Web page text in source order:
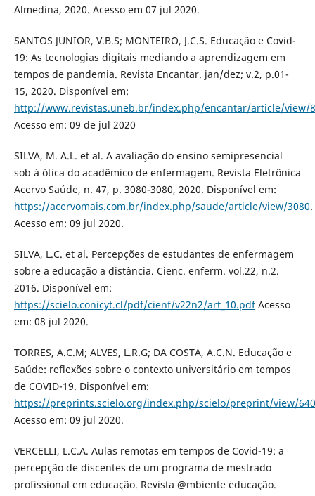
Almedina, 2020. Acesso em 07 jul 2020.
SANTOS JUNIOR, V.B.S; MONTEIRO, J.C.S. Educação e Covid-
19: As tecnologias digitais mediando a aprendizagem em
tempos de pandemia. Revista Encantar. jan/dez; v.2, p.01-
15, 2020. Disponível em:
http://www.revistas.uneb.br/index.php/encantar/article/view/
Acesso em: 09 de jul 2020
SILVA, M. A.L. et al. A avaliação do ensino semipresencial
sob à ótica do acadêmico de enfermagem. Revista Eletrônica
Acervo Saúde, n. 47, p. 3080-3080, 2020. Disponível em:
https://acervomais.com.br/index.php/saude/article/view/3080.
Acesso em: 09 jul 2020.
SILVA, L.C. et al. Percepções de estudantes de enfermagem
sobre a educação a distância. Cienc. enferm. vol.22, n.2.
2016. Disponível em:
https://scielo.conicyt.cl/pdf/cienf/v22n2/art_10.pdfAcesso
em: 08 jul 2020.
TORRES, A.C.M; ALVES, L.R.G; DA COSTA, A.C.N. Educação e
Saúde: reflexões sobre o contexto universitário em tempos
de COVID-19. Disponível em:
https://preprints.scielo.org/index.php/scielo/preprint/view/640
Acesso em: 09 jul 2020.
VERCELLI, L.C.A. Aulas remotas em tempos de Covid-19: a
percepção de discentes de um programa de mestrado
profissional em educação. Revista @mbiente educação.